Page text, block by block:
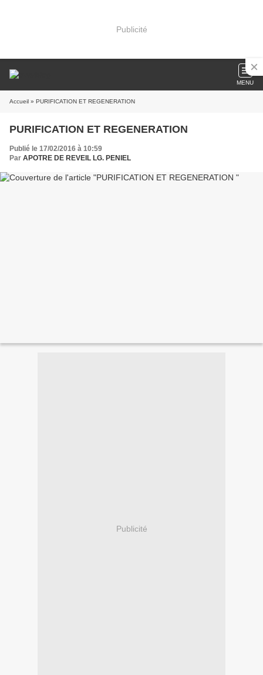
Publicité
MENU
Accueil » PURIFICATION ET REGENERATION
PURIFICATION ET REGENERATION
Publié le 17/02/2016 à 10:59
Par APOTRE DE REVEIL LG. PENIEL
Publicité